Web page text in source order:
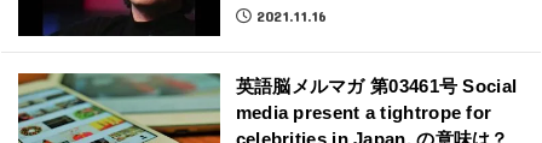
2021.11.16
英語脳メルマガ 第03461号 Social
media present a tightrope for
celebrities in Japan. の意味は？